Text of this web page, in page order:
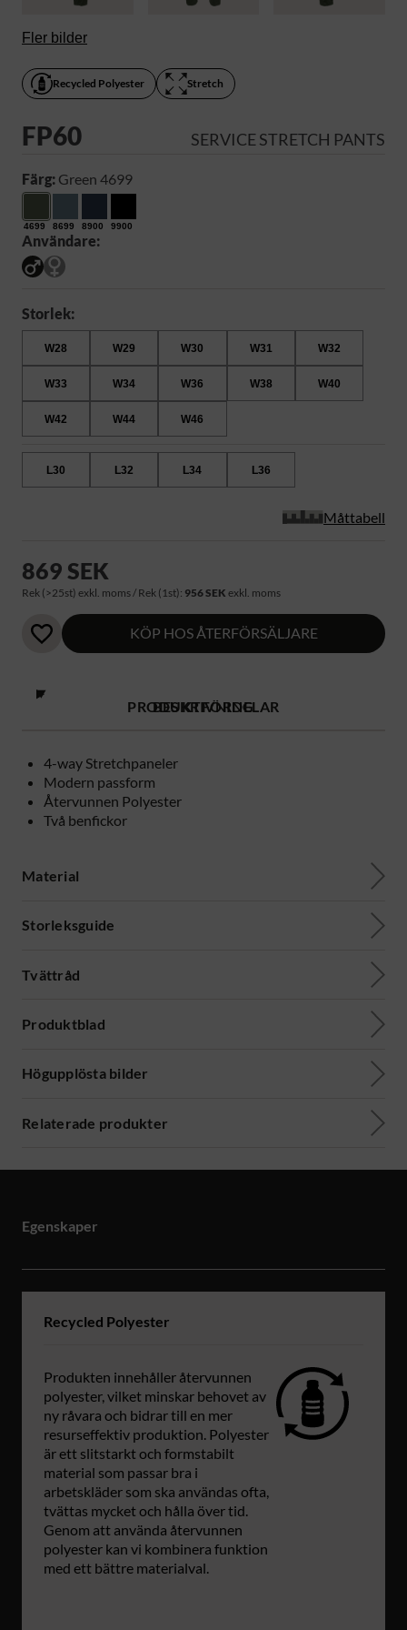
Fler bilder
Recycled Polyester Stretch
FP60 SERVICE STRETCH PANTS
Färg: Green 4699
4699 8699 8900 9900
Användare:
Storlek:
W28 W29 W30 W31 W32
W33 W34 W36 W38 W40
W42 W44 W46
L30 L32 L34 L36
Måttabell
869 SEK
Rek (>25st) exkl. moms / Rek (1st): 956 SEK exkl. moms
KÖP HOS ÅTERFÖRSÄLJARE
PRODUKTFÖRDELAR
4-way Stretchpaneler
Modern passform
Återvunnen Polyester
Två benfickor
BESKRIVNING
Material
Storleksguide
Tvättråd
Produktblad
Högupplösta bilder
Relaterade produkter
Egenskaper
Recycled Polyester
Produkten innehåller återvunnen
polyester, vilket minskar behovet av
ny råvara och bidrar till en mer
resurseffektiv produktion. Polyester
är ett slitstarkt och formstabilt
material som passar bra i
arbetskläder som ska användas ofta,
tvättas mycket och hålla över tid.
Genom att använda återvunnen
polyester kan vi kombinera funktion
med ett bättre materialval.